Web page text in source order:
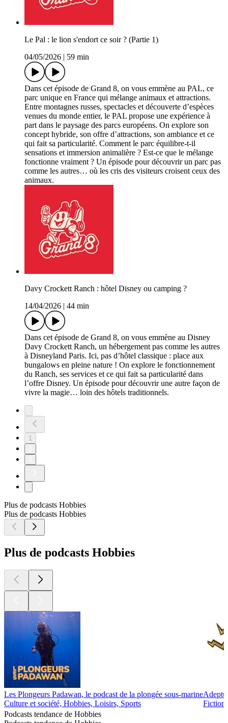
Le Pal : le lion s'endort ce soir ? (Partie 1)
04/05/2026
59 min
Dans cet épisode de Grand 8, on vous emmène au PAL, ce
parc unique en France qui mélange animaux et attractions.
Entre montagnes russes, spectacles et découverte d’espèces
venues du monde entier, le PAL propose une expérience à
part dans le paysage des parcs européens. On explore son
concept hybride, son offre d’attractions, son ambiance et ce
qui fait sa particularité. Comment le parc équilibre-t-il
sensations et immersion animalière ? Est-ce que le mélange
fonctionne vraiment ? Un épisode pour découvrir un parc pas
comme les autres… où les cris des visiteurs croisent ceux des
animaux.
Davy Crockett Ranch : hôtel Disney ou camping ?
14/04/2026
44 min
Dans cet épisode de Grand 8, on vous emmène au Disney
Davy Crockett Ranch, un hébergement pas comme les autres
à Disneyland Paris. Ici, pas d’hôtel classique : place aux
bungalows en pleine nature ! On explore le fonctionnement
du Ranch, ses services et ce qui fait sa particularité dans
l’offre Disney. Un épisode pour découvrir une autre façon de
vivre la magie… loin des hôtels traditionnels.
1
Plus de podcasts Hobbies
Plus de podcasts Hobbies
Plus de podcasts Hobbies
Les Plongeurs Padawan, le podcast de la plongée sous-marine
Culture et société, Hobbies, Loisirs, Sports
Podcasts tendance de Hobbies